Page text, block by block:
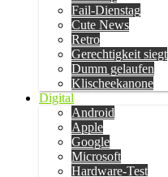
Fail-Dienstag
Cute News
Retro
Gerechtigkeit siegt
Dumm gelaufen
Klischeekanone
Digital
Android
Apple
Google
Microsoft
Hardware-Test